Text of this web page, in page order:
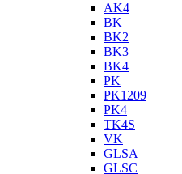
AK4
BK
BK2
BK3
BK4
PK
PK1209
PK4
TK4S
VK
GLSA
GLSC